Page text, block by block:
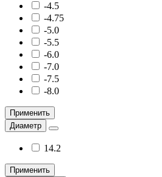
-4.5
-4.75
-5.0
-5.5
-6.0
-7.0
-7.5
-8.0
Применить
Диаметр
14.2
Применить